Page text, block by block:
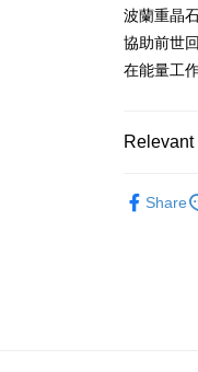
全家取貨
NT$80/
NT$80/
波蘭重晶
協助前世
在能量工
Share